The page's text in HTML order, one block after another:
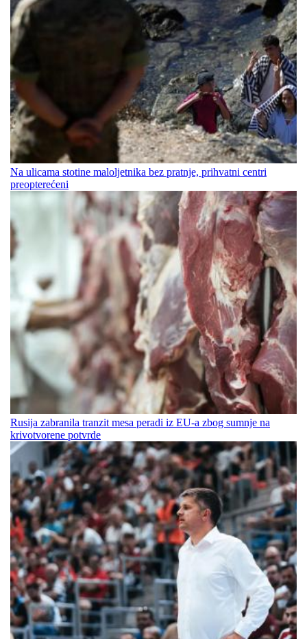
Na ulicama stotine maloljetnika bez pratnje, prihvatni centri
preopterećeni
Rusija zabranila tranzit mesa peradi iz EU-a zbog sumnje na
krivotvorene potvrde